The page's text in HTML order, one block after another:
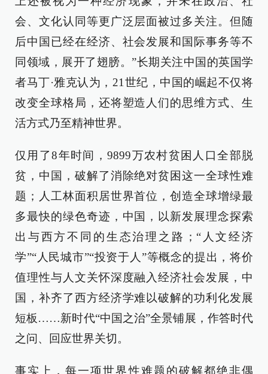
会、文化认同等更广泛层面被过多关注。但随
后中国已经在经济、社会发展和国际事务等不
同领域，展开了翅膀。”长期关注中国的英国学
者马丁·雅克认为，21世纪，中国的崛起不仅将
改变全球格局，还将塑造人们的思维方式、生
活方式乃至精神世界。
仅用了8年时间，9899万农村贫困人口全部脱
贫，中国，破解了消除绝对贫困这一全球性难
题；人工林面积居世界首位，创造全球增绿最
多最快的绿色奇迹，中国，以新发展理念探索
出与西方不同的生态治理之路；“人文经济
学”“人民城市”“投资于人”等概念的提出，将价
值理性与人文关怀深度融入经济社会发展，中
国，补齐了西方经济学难以破解的功利化发展
短板……新时代“中国之治”全景铺展，作答时代
之问、回应世界关切。
事实上，每一项世界性难题的破解都绝非偶